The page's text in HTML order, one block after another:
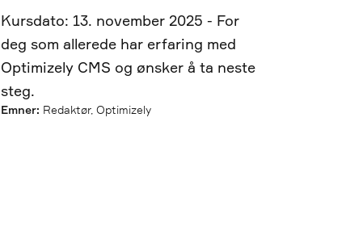
Kursdato: 13. november 2025 - For
deg som allerede har erfaring med
Optimizely CMS og ønsker å ta neste
steg.
Emner: Redaktør, Optimizely